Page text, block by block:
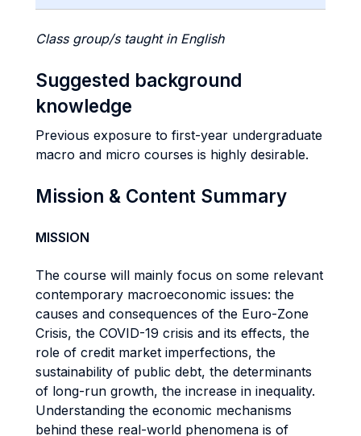
Class group/s taught in English
Suggested background
knowledge
Previous exposure to first-year undergraduate
macro and micro courses is highly desirable.
Mission & Content Summary
MISSION
The course will mainly focus on some relevant
contemporary macroeconomic issues: the
causes and consequences of the Euro-Zone
Crisis, the COVID-19 crisis and its effects, the
role of credit market imperfections, the
sustainability of public debt, the determinants
of long-run growth, the increase in inequality.
Understanding the economic mechanisms
behind these real-world phenomena is of